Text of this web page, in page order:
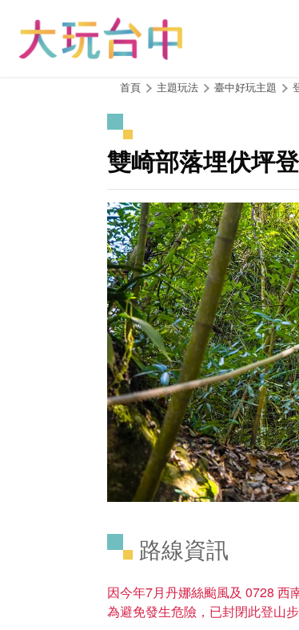
首頁 主題玩法 臺中好玩主題
雙崎部落埋伏坪
路線資訊
因今年7月丹娜絲颱風及 0728 西
為避免發生危險，已封閉此登山